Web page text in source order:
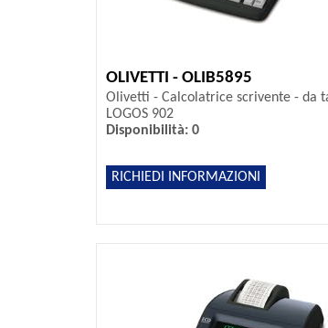
OLIVETTI - OLIB5895
Olivetti - Calcolatrice scrivente - da
LOGOS 902
Disponibilità: 0
RICHIEDI INFORMAZIONI